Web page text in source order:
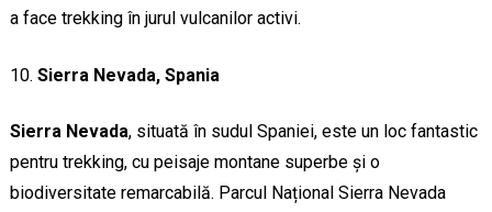
a face trekking în jurul vulcanilor activi.
Sierra Nevada, Spania
Sierra Nevada, situată în sudul Spaniei, este un loc fantastic
pentru trekking, cu peisaje montane superbe și o
biodiversitate remarcabilă. Parcul Național Sierra Nevada